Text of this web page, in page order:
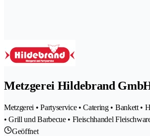
Metzgerei Hildebrand
Metzgerei • Partyservice • Catering • Bankett •
• Grill und Barbecue • Fleischhandel
Geöffnet